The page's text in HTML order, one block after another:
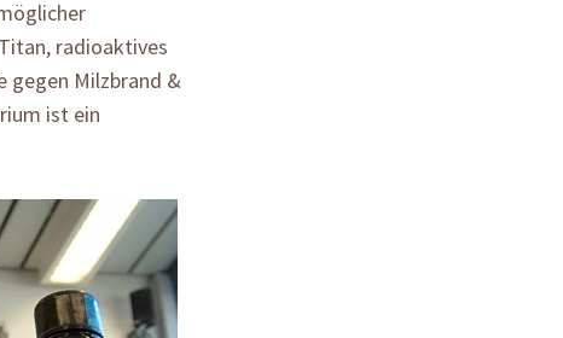
radioaktives
gegen Milzbrand &
ist ein